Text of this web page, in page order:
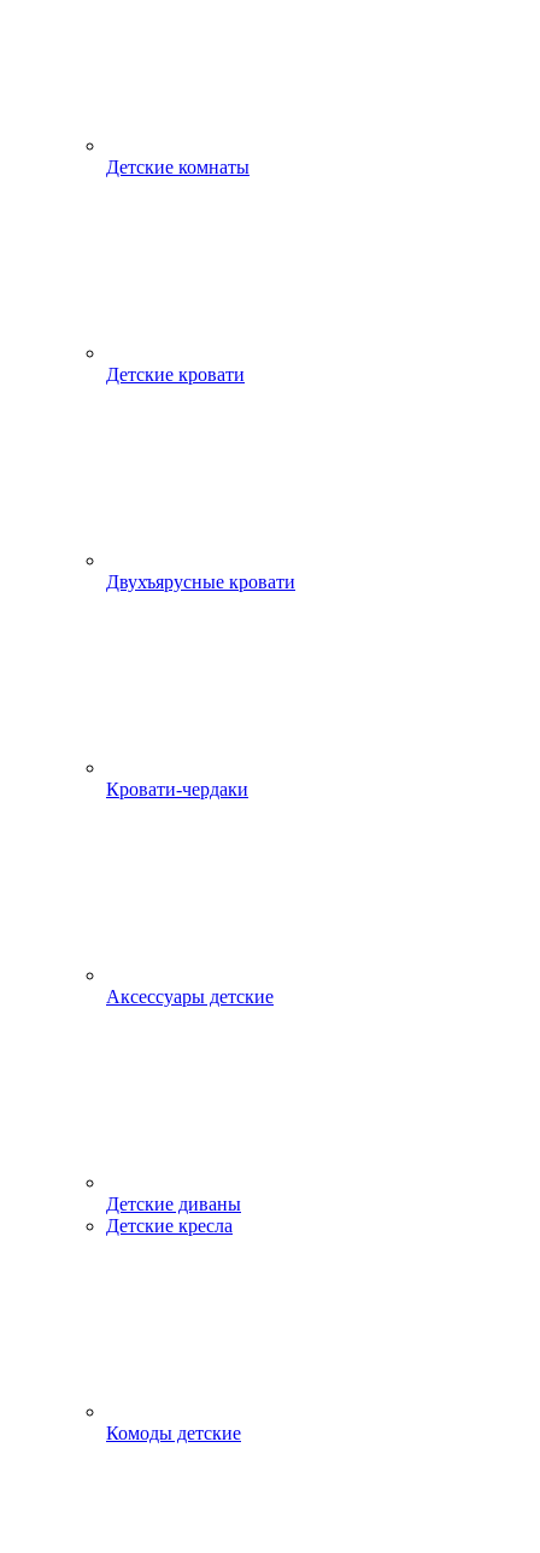
Детские комнаты
Детские кровати
Двухъярусные кровати
Кровати-чердаки
Аксессуары детские
Детские диваны
Детские кресла
Комоды детские